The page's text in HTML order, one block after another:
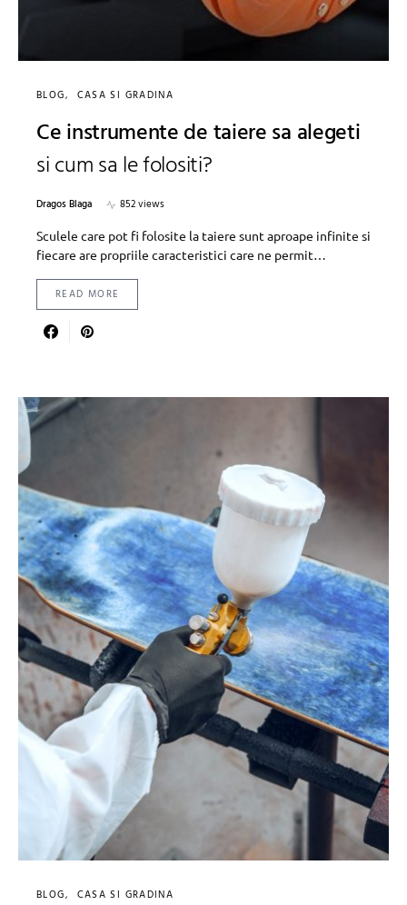
BLOG CASA SI GRADINA
Ce instrumente de taiere sa alegeti
si cum sa le folositi?
Dragos Blaga
852 views
Sculele care pot fi folosite la taiere sunt aproape infinite si
fiecare are propriile caracteristici care ne permit…
READ MORE
BLOG CASA SI GRADINA